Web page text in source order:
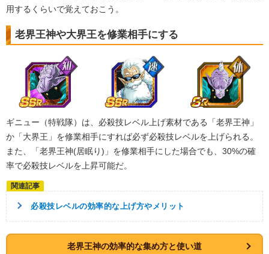
用するくらいで覚えておこう。
老界王神や大界王を修業相手にする
ギニュー（特戦隊）は、必殺技レベル上げ素材である「老界王神」
か「大界王」を修業相手にすれば必ず必殺技レベルを上げられる。
また、「老界王神(居眠り)」を修業相手にした場合でも、30%の確
率で必殺技レベルを上昇可能だ。
必殺技レベルの効率的な上げ方やメリット
老界王神の効率的な集め方と使い道